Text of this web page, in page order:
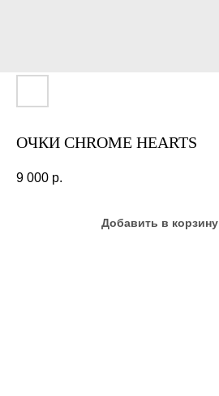
ОЧКИ CHROME HEARTS
9 000 р.
Добавить в корзину